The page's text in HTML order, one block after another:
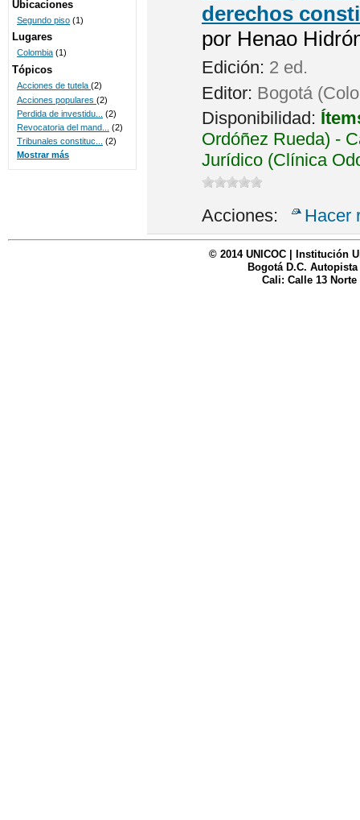
derechos
por Henao
Edición: 2 ed.
Editor: Bogotá
Disponibilidad:
Ordóñez Rueda) -
Jurídico (Clínica
Acciones: Hacer
Ubicaciones
Segundo piso (1)
Lugares
Colombia (1)
Tópicos
Acciones de tutela (2)
Acciones populares (2)
Perdida de investidu...
(2)
Revocatoria del mand...
(2)
Tribunales constituc...
(2)
Mostrar más
© 2014 UNICOC | Institución
Bogotá D.C. Autopista
Cali: Calle 13 Norte